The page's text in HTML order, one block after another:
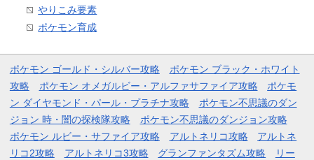
やりこみ要素
ポケモン育成
ポケモン ゴールド・シルバー攻略
ポケモン ブラック・ホワイト
攻略
ポケモン オメガルビー・アルファサファイア攻略
ポケモ
ン ダイヤモンド・パール・プラチナ攻略
ポケモン不思議のダン
ジョン 時・闇の探検隊攻略
ポケモン不思議のダンジョン攻略
ポケモン ルビー・サファイア攻略
アルトネリコ攻略
アルトネ
リコ2攻略
アルトネリコ3攻略 グランファンタズム攻略
リー